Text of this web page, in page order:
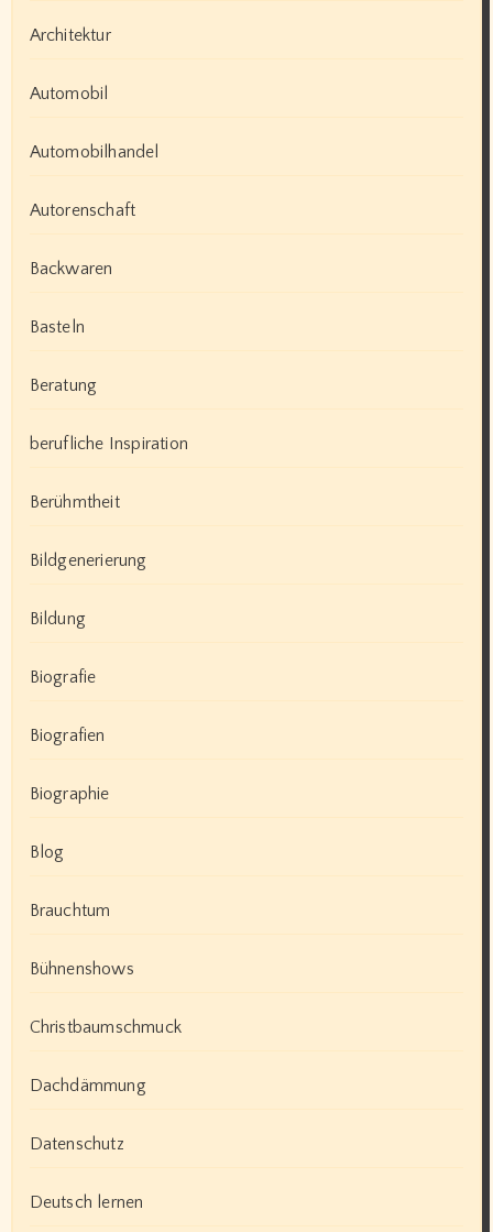
Architektur
Automobil
Automobilhandel
Autorenschaft
Backwaren
Basteln
Beratung
berufliche Inspiration
Berühmtheit
Bildgenerierung
Bildung
Biografie
Biografien
Biographie
Blog
Brauchtum
Bühnenshows
Christbaumschmuck
Dachdämmung
Datenschutz
Deutsch lernen